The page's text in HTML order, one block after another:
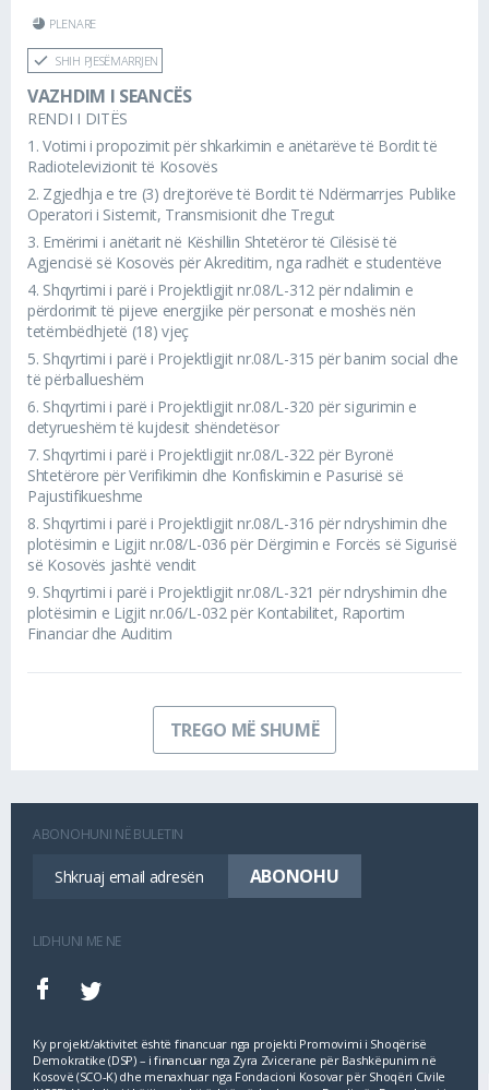
PLENARE
SHIH PJESËMARRJEN
VAZHDIM I SEANCËS
RENDI I DITËS
1.Votimi i propozimit për shkarkimin e anëtarëve të Bordit të
Radiotelevizionit të Kosovës
2. Zgjedhja e tre (3) drejtorëve të Bordit të Ndërmarrjes Publike
Operatori i Sistemit, Transmisionit dhe Tregut
3. Emërimi i anëtarit në Këshillin Shtetëror të Cilësisë të
Agjencisë së Kosovës për Akreditim, nga radhët e studentëve
4. Shqyrtimi i parë i Projektligjit nr.08/L-312 për ndalimin e
përdorimit të pijeve energjike për personat e moshës nën
tetëmbëdhjetë (18) vjeç
5. Shqyrtimi i parë i Projektligjit nr.08/L-315 për banim social dhe
të përballueshëm
6. Shqyrtimi i parë i Projektligjit nr.08/L-320 për sigurimin e
detyrueshëm të kujdesit shëndetësor
7. Shqyrtimi i parë i Projektligjit nr.08/L-322 për Byronë
Shtetërore për Verifikimin dhe Konfiskimin e Pasurisë së
Pajustifikueshme
8. Shqyrtimi i parë i Projektligjit nr.08/L-316 për ndryshimin dhe
plotësimin e Ligjit nr.08/L-036 për Dërgimin e Forcës së Sigurisë
së Kosovës jashtë vendit
9. Shqyrtimi i parë i Projektligjit nr.08/L-321 për ndryshimin dhe
plotësimin e Ligjit nr.06/L-032 për Kontabilitet, Raportim
Financiar dhe Auditim
TREGO MË SHUMË
ABONOHUNI NË BULETIN
LIDHUNI ME NE
Ky projekt/aktivitet është financuar nga projekti Promovimi i Shoqërisë
Demokratike (DSP) – i financuar nga Zyra Zvicerane për Bashkëpunim në
Kosovë (SCO‐K) dhe menaxhuar nga Fondacioni Kosovar për Shoqëri Civile